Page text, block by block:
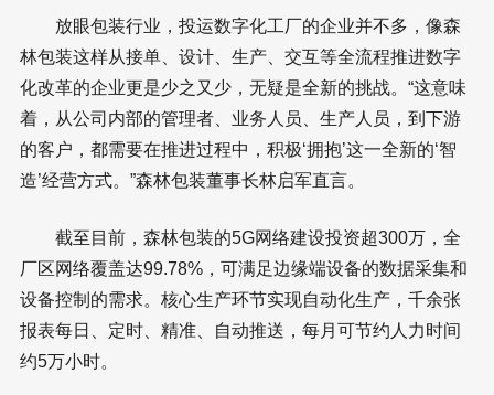
放眼包装行业，投运数字化工厂的企业并不多，像森
林包装这样从接单、设计、生产、交互等全流程推进数字
化改革的企业更是少之又少，无疑是全新的挑战。“这意味
着，从公司内部的管理者、业务人员、生产人员，到下游
的客户，都需要在推进过程中，积极‘拥抱’这一全新的‘智
造’经营方式。”森林包装董事长林启军直言。
截至目前，森林包装的5G网络建设投资超300万，全
厂区网络覆盖达99.78%，可满足边缘端设备的数据采集和
设备控制的需求。核心生产环节实现自动化生产，千余张
报表每日、定时、精准、自动推送，每月可节约人力时间
约5万小时。